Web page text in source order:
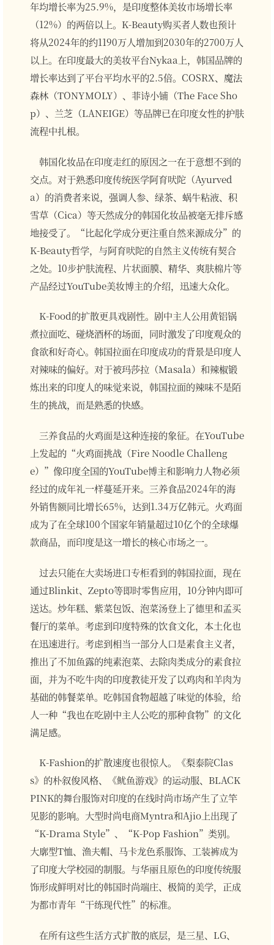
年均增长率为25.9%，是印度整体美妆市场增长率
（12%）的两倍以上。K-Beauty购买者人数也预计
将从2024年的约1190万人增加到2030年的2700万人
以上。在印度最大的美妆平台Nykaa上，韩国品牌的
增长率达到了平台平均水平的2.5倍。COSRX、魔法
森林（TONYMOLY）、菲诗小铺（The Face Sho
p）、兰芝（LANEIGE）等品牌已在印度女性的护肤
流程中扎根。
韩国化妆品在印度走红的原因之一在于意想不到的
交点。对于熟悉印度传统医学阿育吠陀（Ayurved
a）的消费者来说，强调人参、绿茶、蜗牛粘液、积
雪草（Cica）等天然成分的韩国化妆品被毫无排斥感
地接受了。“比起化学成分更注重自然来源成分”的
K-Beauty哲学，与阿育吠陀的自然主义传统有契合
之处。10步护肤流程、片状面膜、精华、爽肤棉片等
产品经过YouTube美妆博主的介绍，迅速大众化。
K-Food的扩散更具戏剧性。剧中主人公用黄铝锅
煮拉面吃、碰烧酒杯的场面，同时激发了印度观众的
食欲和好奇心。韩国拉面在印度成功的背景是印度人
对辣味的偏好。对于被玛莎拉（Masala）和辣椒锻
炼出来的印度人的味觉来说，韩国拉面的辣味不是陌
生的挑战，而是熟悉的快感。
三养食品的火鸡面是这种连接的象征。在YouTube
上发起的“火鸡面挑战（Fire Noodle Challeng
e）”像印度全国的YouTube博主和影响力人物必须
经过的成年礼一样蔓延开来。三养食品2024年的海
外销售额同比增长65%，达到1.34万亿韩元。火鸡面
成为了在全球100个国家年销量超过10亿个的全球爆
款商品，而印度是这一增长的核心市场之一。
过去只能在大卖场进口专柜看到的韩国拉面，现在
通过Blinkit、Zepto等即时零售应用，10分钟内即可
送达。炒年糕、紫菜包饭、泡菜汤登上了德里和孟买
餐厅的菜单。考虑到印度特殊的饮食文化，本土化也
在迅速进行。考虑到相当一部分人口是素食主义者，
推出了不加鱼露的纯素泡菜、去除肉类成分的素食拉
面，并为不吃牛肉的印度教徒开发了以鸡肉和羊肉为
基础的韩餐菜单。吃韩国食物超越了味觉的体验，给
人一种“我也在吃剧中主人公吃的那种食物”的文化
满足感。
K-Fashion的扩散速度也很惊人。《梨泰院Clas
s》的朴叙俊风格、《鱿鱼游戏》的运动服、BLACK
PINK的舞台服饰对印度的在线时尚市场产生了立竿
见影的影响。大型时尚电商Myntra和Ajio上出现了
“K-Drama Style”、“K-Pop Fashion”类别。
大廓型T恤、渔夫帽、马卡龙色系服饰、工装裤成为
了印度大学校园的制服。与华丽且原色的印度传统服
饰形成鲜明对比的韩国时尚端庄、极简的美学，正成
为都市青年“干练现代性”的标准。
在所有这些生活方式扩散的底层，是三星、LG、